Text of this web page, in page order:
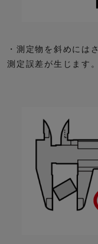
・測定物を斜めには
測定誤差が生じます。